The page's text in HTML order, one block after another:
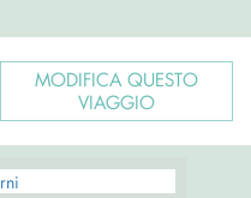
MODIFICA QUESTO
VIAGGIO